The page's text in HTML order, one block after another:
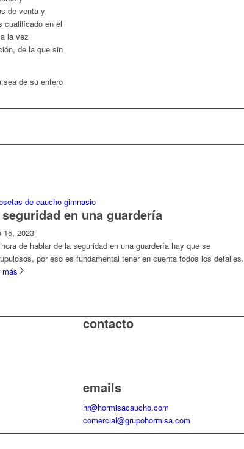
de venta y
cualificado en el
la vez
de la que sin
sea de su entero
el formulario para pedir presupuesto y
en una guardería
15, 2023
de hablar de la seguridad en una guardería hay que se
por eso es fundamental tener en cuenta todos los detalles.
más
contacto
emails
hr@hormisacaucho.com
comercial@grupohormisa.com